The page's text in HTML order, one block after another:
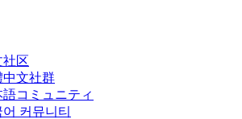
社区
中文社群
コミュニティ
커뮤니티